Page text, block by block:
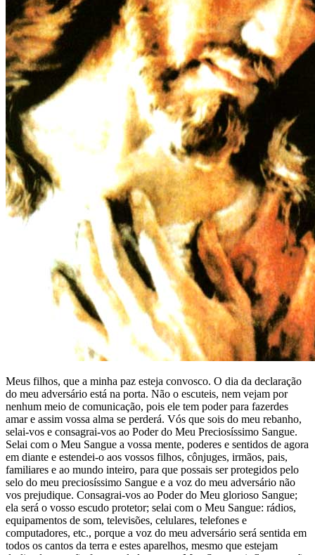
Meus filhos, que a minha paz esteja convosco. O dia da declaração
do meu adversário está na porta. Não o escuteis, nem vejam por
nenhum meio de comunicação, pois ele tem poder para fazerdes
amar e assim vossa alma se perderá. Vós que sois do meu rebanho,
selai-vos e consagrai-vos ao Poder do Meu Preciosíssimo Sangue.
Selai com o Meu Sangue a vossa mente, poderes e sentidos de agora
em diante e estendei-o aos vossos filhos, cônjuges, irmãos, pais,
familiares e ao mundo inteiro, para que possais ser protegidos pelo
selo do meu preciosíssimo Sangue e a voz do meu adversário não
vos prejudique. Consagrai-vos ao Poder do Meu glorioso Sangue;
ela será o vosso escudo protetor; selai com o Meu Sangue: rádios,
equipamentos de som, televisões, celulares, telefones e
computadores, etc., porque a voz do meu adversário será sentida em
todos os cantos da terra e estes aparelhos, mesmo que estejam